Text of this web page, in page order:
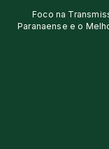
Foco na
Paranaense e o